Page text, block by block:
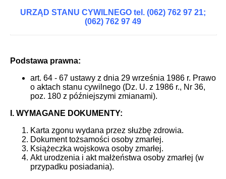
URZĄD STANU CYWILNEGO tel. (062) 762 97 21;
(062) 762 97 49
Podstawa prawna:
art. 64 - 67 ustawy z dnia 29 września 1986 r. Prawo
o aktach stanu cywilnego (Dz. U. z 1986 r., Nr 36,
poz. 180 z późniejszymi zmianami).
I. WYMAGANE DOKUMENTY:
Karta zgonu wydana przez służbę zdrowia.
Dokument tożsamości osoby zmarłej.
Książeczka wojskowa osoby zmarłej.
Akt urodzenia i akt małżeństwa osoby zmarłej (w
przypadku posiadania).